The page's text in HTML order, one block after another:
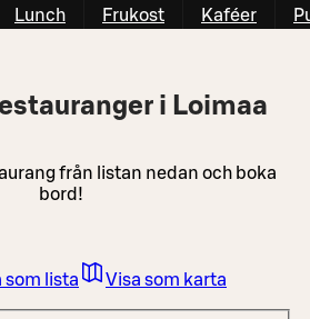
Lunch Frukost Kaféer
i Loimaa
från listan nedan och boka
bord!
som lista Visa som karta